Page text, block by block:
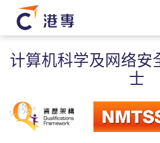
计算机科学及网络安
士